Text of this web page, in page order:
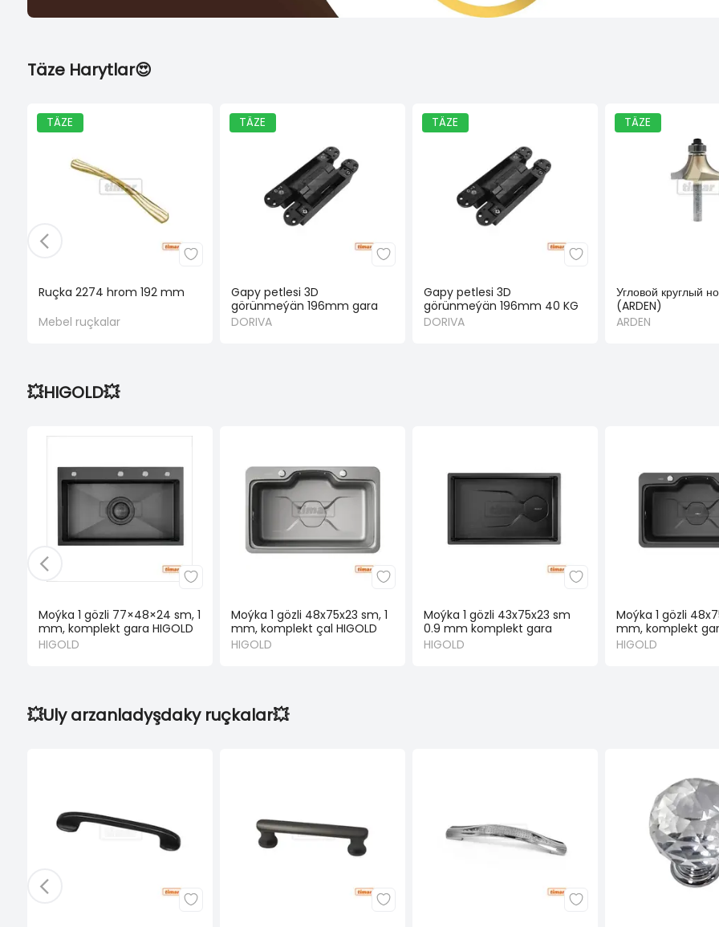
Täze Harytlar😍
TÄZE
Ruçka 2274 hrom 192 mm
Mebel ruçkalar
TÄZE
Gapy petlesi 3D
görünmeýän 196mm gara
DORIVA
TÄZE
Gapy petlesi 3D
görünmeýän 196mm 40 KG
gara
DORIVA
TÄZE
Угловой круглый
(ARDEN)
ARDEN
💥HIGOLD💥
Moýka 1 gözli 77×48×24 sm, 1
mm, komplekt gara HIGOLD
HIGOLD
Moýka 1 gözli 48x75x23 sm, 1
mm, komplekt çal HIGOLD
HIGOLD
Moýka 1 gözli 43x75x23 sm
0.9 mm komplekt gara
HIGOLD
HIGOLD
Moýka 1 gözli
mm, komplekt
HIGOLD
💥Uly arzanladyşdaky ruçkalar💥